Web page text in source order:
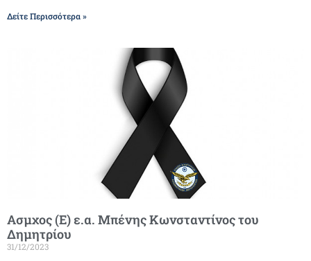
Δείτε Περισσότερα »
Ασμχος (Ε) ε.α. Μπένης Κωνσταντίνος του
Δημητρίου
31/12/2023